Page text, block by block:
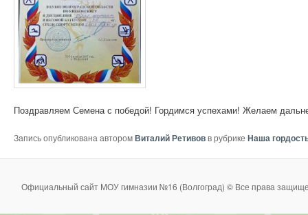
Поздравляем Семена с победой! Гордимся успехами! Желаем
Запись опубликована авторомВиталий Ретивовв рубрике Наша
Официальный сайт МОУ гимназии №16 (Волгоград) © Все права